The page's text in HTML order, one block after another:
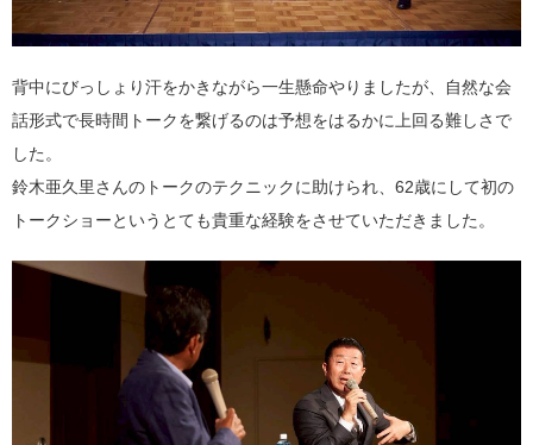
背中にびっしょり汗をかきながら一生懸命やりましたが、自然な会
話形式で長時間トークを繋げるのは予想をはるかに上回る難しさで
した。
鈴木亜久里さんのトークのテクニックに助けられ、62歳にして初の
トークショーというとても貴重な経験をさせていただきました。